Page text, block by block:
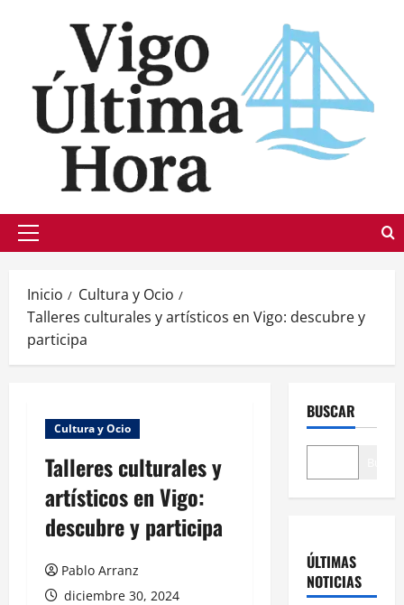
Menú
Inicio
Cultura y Ocio
Talleres culturales y artísticos en Vigo: descubre y
participa
Cultura y Ocio
Talleres culturales y
artísticos en Vigo:
descubre y participa
Pablo Arranz
diciembre 30, 2024
BUSCAR
ÚLTIMAS
NOTICIAS